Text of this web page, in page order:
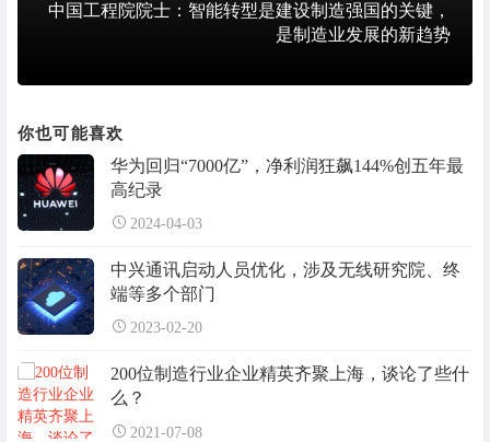
中国工程院院士：智能转型是建设制造强国的关键，
是制造业发展的新趋势
你也可能喜欢
华为回归“7000亿”，净利润狂飙144%创五年最
高纪录
2024-04-03
中兴通讯启动人员优化，涉及无线研究院、终
端等多个部门
2023-02-20
200位制造行业企业精英齐聚上海，谈论了些什
么？
2021-07-08